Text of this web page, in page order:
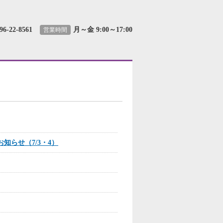
22-8561 営業時間 月～金 9:00～17:00
らせ（7/3・4）